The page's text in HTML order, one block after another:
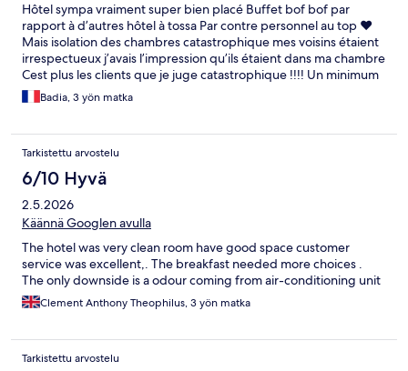
Hôtel sympa vraiment super bien placé Buffet bof bof par
rapport à d’autres hôtel à tossa Par contre personnel au top ❤️
Mais isolation des chambres catastrophique mes voisins étaient
irrespectueux j’avais l’impression qu’ils étaient dans ma chambre
Cest plus les clients que je juge catastrophique !!!! Un minimum
de respect on hurle pas dans le couloir à 2h du mat On parle pas
super fort dans les chambres … je ne voulais pas aller à Lloret à
était vraiment d’une gentillesse ❤️
Badia, 3 yön matka
Tarkistettu arvostelu
6/10 Hyvä
2.5.2026
Käännä Googlen avulla
The hotel was very clean room have good space customer
service was excellent,. The breakfast needed more choices .
The only downside is a odour coming from air-conditioning unit
Clement Anthony Theophilus, 3 yön matka
Tarkistettu arvostelu